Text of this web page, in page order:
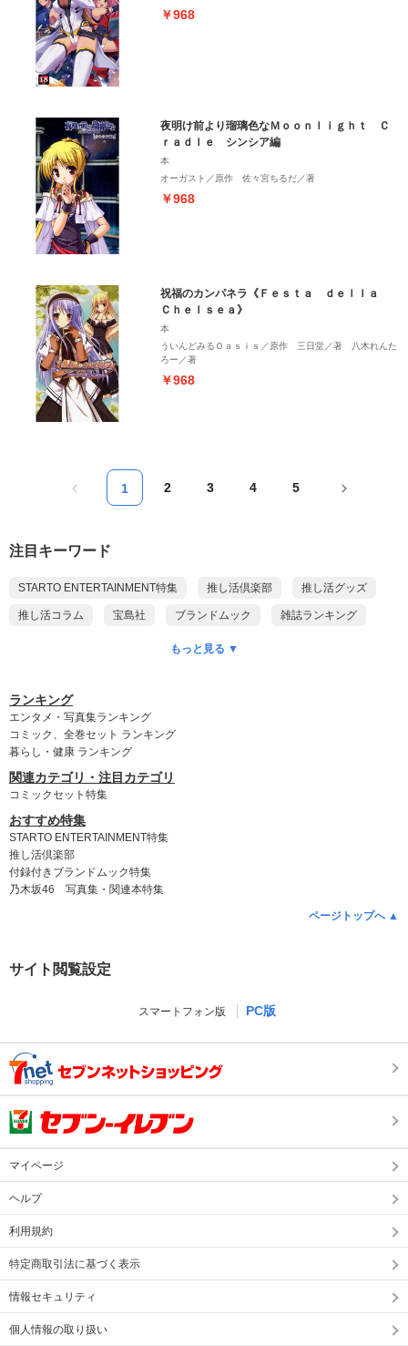
￥968
夜明け前より瑠璃色なＭｏｏｎｌｉｇｈｔ Ｃ
ｒａｄｌｅ シンシア編
本
オーガスト／原作 佐々宮ちるだ／著
￥968
祝福のカンパネラ《Ｆｅｓｔａ ｄｅｌｌａ
Ｃｈｅｌｓｅａ》
本
ういんどみるＯａｓｉｓ／原作 三日堂／著 八木れんた
ろー／著
￥968
1 2 3 4 5
注目キーワード
STARTO ENTERTAINMENT特集 推し活倶楽部 推し活グッズ
推し活コラム 宝島社 ブランドムック 雑誌ランキング
DVDランキング CD予約ランキング
King & Prince
timelesz SUPER EIGHT
Hey! Say! JUMP DOMOTO
Aぇ! group Travis Japan
もっと見る ▼
ランキング
エンタメ・写真集ランキング
コミック、全巻セット ランキング
暮らし・健康 ランキング
関連カテゴリ・注目カテゴリ
コミックセット特集
おすすめ特集
STARTO ENTERTAINMENT特集
推し活倶楽部
付録付きブランドムック特集
乃木坂46 写真集・関連本特集
ページトップへ ▲
サイト閲覧設定
スマートフォン版 PC版
マイページ
ヘルプ
利用規約
特定商取引法に基づく表示
情報セキュリティ
個人情報の取り扱い